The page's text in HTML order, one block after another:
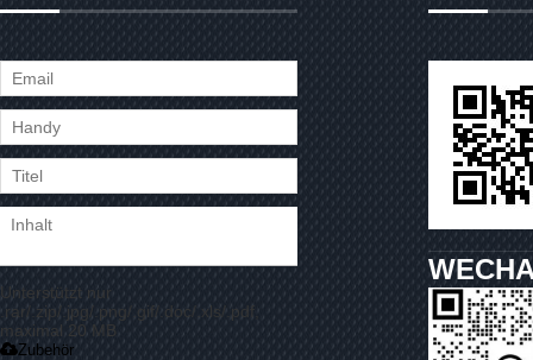
Unterstützt nur
.rar/.zip/.jpg/.png/.gif/.doc/.xls/.pdf,
maximal 20 MB
Zubehör